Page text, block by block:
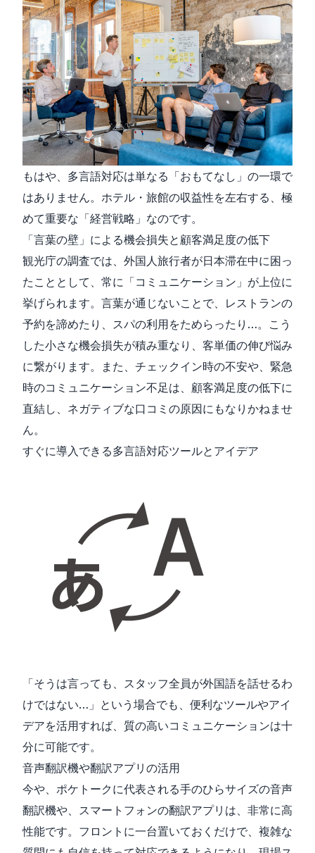
もはや、多言語対応は単なる「おもてなし」の一環で
はありません。ホテル・旅館の収益性を左右する、極
めて重要な「経営戦略」なのです。
「言葉の壁」による機会損失と顧客満足度の低下
観光庁の調査では、外国人旅行者が日本滞在中に困っ
たこととして、常に「コミュニケーション」が上位に
挙げられます。言葉が通じないことで、レストランの
予約を諦めたり、スパの利用をためらったり…。こう
した小さな機会損失が積み重なり、客単価の伸び悩み
に繋がります。また、チェックイン時の不安や、緊急
時のコミュニケーション不足は、顧客満足度の低下に
直結し、ネガティブな口コミの原因にもなりかねませ
ん。
すぐに導入できる多言語対応ツールとアイデア
「そうは言っても、スタッフ全員が外国語を話せるわ
けではない…」という場合でも、便利なツールやアイ
デアを活用すれば、質の高いコミュニケーションは十
分に可能です。
音声翻訳機や翻訳アプリの活用
今や、ポケトークに代表される手のひらサイズの音声
翻訳機や、スマートフォンの翻訳アプリは、非常に高
性能です。フロントに一台置いておくだけで、複雑な